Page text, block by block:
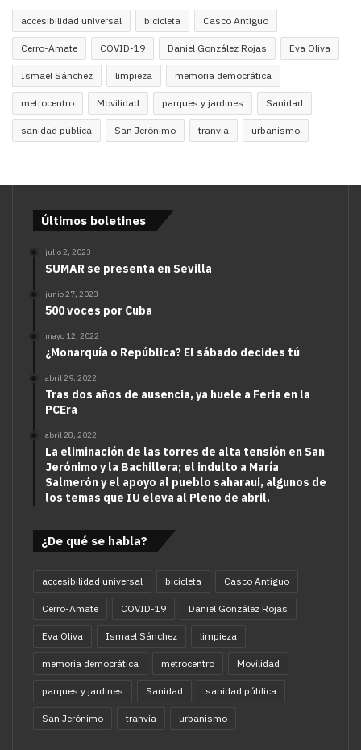
accesibilidad universal bicicleta Casco Antiguo
Cerro-Amate COVID-19 Daniel González Rojas Eva Oliva
Ismael Sánchez limpieza memoria democrática
metrocentro Movilidad parques y jardines Sanidad
sanidad pública San Jerónimo tranvía urbanismo
Últimos boletines
julio 2, 2023
SUMAR se presenta en Sevilla
junio 27, 2023
500 voces por Cuba
mayo 12, 2022
¿Monarquía o República? El sábado decides tú
abril 29, 2022
Tras dos años de ausencia, ya huele a Feria en la
PCEra
abril 28, 2022
La eliminación de las torres de alta tensión en San
Jerónimo y la Bachillera; el indulto a María
Salmerón y el apoyo al pueblo saharaui, algunos de
los temas que IU eleva al Pleno de abril.
¿De qué se habla?
accesibilidad universal bicicleta Casco Antiguo
Cerro-Amate COVID-19 Daniel González Rojas
Eva Oliva Ismael Sánchez limpieza
memoria democrática metrocentro Movilidad
parques y jardines Sanidad sanidad pública
San Jerónimo tranvía urbanismo